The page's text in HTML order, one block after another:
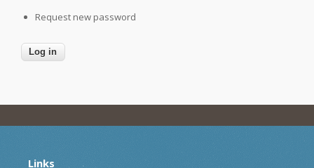
Request new password
Links